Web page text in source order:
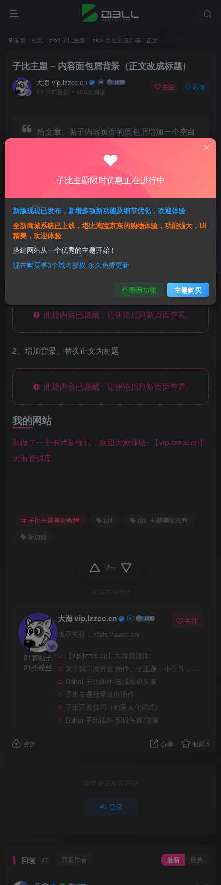
首页 社区 zibll 子比主题 zibll 美化交流分享 正文
子比主题 – 内容面包屑背景（正文改成标题）
大海 vip.lzzcc.cn
8个月前更新 405次阅读
关注 私信
给文章、帖子内容页面的面包屑增加一个空白
获取代码
此处内容已隐藏，请评论后刷新页面查看.
2、增加背景、替换正文为标题
此处内容已隐藏，请评论后刷新页面查看.
我的网站
新做了一个卡片新样式，欢迎大家体验~【vip.lzzcc.cn】
大海资源库
子比主题美化教程 zibll
zibll 主题美化教程
新功能
评分
欢迎为Ta评分
31篇帖子
21个粉丝
大海 vip.lzzcc.cn
永不失联：https://lzzcc.cn/
关注
【vip.lzzcc.cn】大海资源库
关于我二次开发 插件、子主题、小工具，可完美实现大部分美化
Dahai 子比插件-选择预设头像
子比主题批量改价插件
子比开发技巧（独家美化样式）
Dahai 子比插件-预设头像/背景
赞赏 分享 收藏 5
请登录后发表评论
登录
回复 47 只看作者 最新 最热
子比主题限时优惠正在进行中
新版现现已发布，新增多项新功能及细节优化，欢迎体验
全新商城系统已上线，堪比淘宝京东的购物体验，功能强大，UI
精美，欢迎体验
搭建网站从一个优秀的主题开始！
现在购买享3个域名授权 永久免费更新
查看新功能 主题购买